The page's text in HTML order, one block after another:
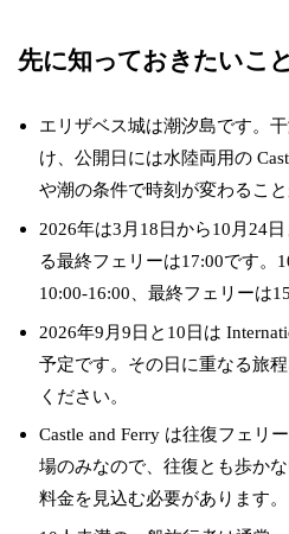
先に知っておきたいこと
エリザベス城は潮汐島です。
け、公開日には水陸両用の
や潮の条件で時刻が変わること
2026年は3月18日から10月24
る最終フェリーは17:00です。
10:00-16:00、最終フェリーは
2026年9月9日と10日は
予定です。その日に重なる旅
ください。
Castle and Ferry は往復フェリ
場のみなので、往復とも歩か
料金を見込む必要があります。